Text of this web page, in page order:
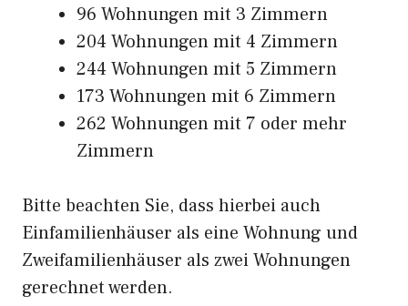
96 Wohnungen mit 3 Zimmern
204 Wohnungen mit 4 Zimmern
244 Wohnungen mit 5 Zimmern
173 Wohnungen mit 6 Zimmern
262 Wohnungen mit 7 oder mehr
Zimmern
Bitte beachten Sie, dass hierbei auch
Einfamilienhäuser als eine Wohnung und
Zweifamilienhäuser als zwei Wohnungen
gerechnet werden.